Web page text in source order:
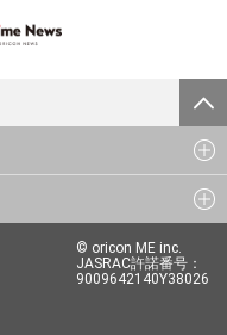
© oricon ME inc.
JASRAC許諾番号：
9009642140Y38026